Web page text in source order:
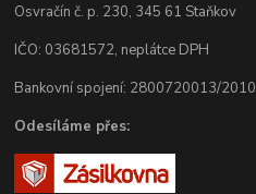
Osvračín č. p. 230, 345 61 Staňkov
IČO: 03681572, neplátce DPH
Bankovní spojení: 2800720013/2010
Odesíláme přes: